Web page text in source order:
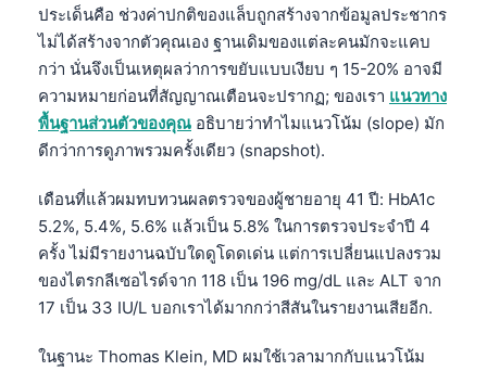
ประเด็นคือ ช่วงค่าปกติของแล็บถูกสร้างจากข้อมูลประชากร
ไม่ได้สร้างจากตัวคุณเอง ฐานเดิมของแต่ละคนมักจะแคบ
กว่า นั่นจึงเป็นเหตุผลว่าการขยับแบบเงียบ ๆ 15-20% อาจมี
ความหมายก่อนที่สัญญาณเตือนจะปรากฏ; ของเรา แนวทาง
พื้นฐานส่วนตัวของคุณ อธิบายว่าทำไมแนวโน้ม (slope) มัก
ดีกว่าการดูภาพรวมครั้งเดียว (snapshot).
เดือนที่แล้วผมทบทวนผลตรวจของผู้ชายอายุ 41 ปี: HbA1c
5.2%, 5.4%, 5.6% แล้วเป็น 5.8% ในการตรวจประจำปี 4
ครั้ง ไม่มีรายงานฉบับใดดูโดดเด่น แต่การเปลี่ยนแปลงรวม
ของไตรกลีเซอไรด์จาก 118 เป็น 196 mg/dL และ ALT จาก
17 เป็น 33 IU/L บอกเราได้มากกว่าสีสันในรายงานเสียอีก.
ในฐานะ Thomas Klein, MD ผมใช้เวลามากกับแนวโน้ม